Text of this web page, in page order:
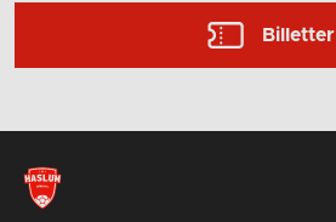
Billetter